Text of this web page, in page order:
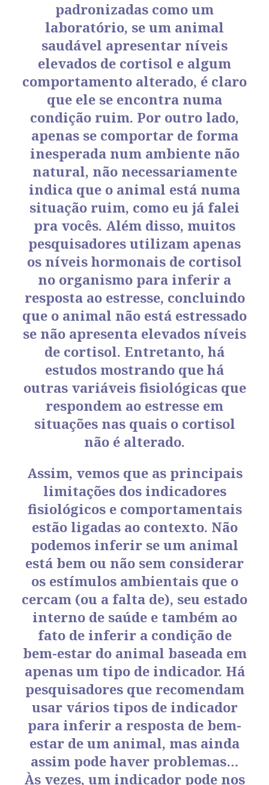
padronizadas como um
laboratório, se um animal
saudável apresentar níveis
elevados de cortisol e algum
comportamento alterado, é claro
que ele se encontra numa
condição ruim. Por outro lado,
apenas se comportar de forma
inesperada num ambiente não
natural, não necessariamente
indica que o animal está numa
situação ruim, como eu já falei
pra vocês. Além disso, muitos
pesquisadores utilizam apenas
os níveis hormonais de cortisol
no organismo para inferir a
resposta ao estresse, concluindo
que o animal não está estressado
se não apresenta elevados níveis
de cortisol. Entretanto, há
estudos mostrando que há
outras variáveis fisiológicas que
respondem ao estresse em
situações nas quais o cortisol
não é alterado.
Assim, vemos que as principais
limitações dos indicadores
fisiológicos e comportamentais
estão ligadas ao contexto. Não
podemos inferir se um animal
está bem ou não sem considerar
os estímulos ambientais que o
cercam (ou a falta de), seu estado
interno de saúde e também ao
fato de inferir a condição de
bem-estar do animal baseada em
apenas um tipo de indicador. Há
pesquisadores que recomendam
usar vários tipos de indicador
para inferir a resposta de bem-
estar de um animal, mas ainda
assim pode haver problemas…
Às vezes, um indicador pode nos